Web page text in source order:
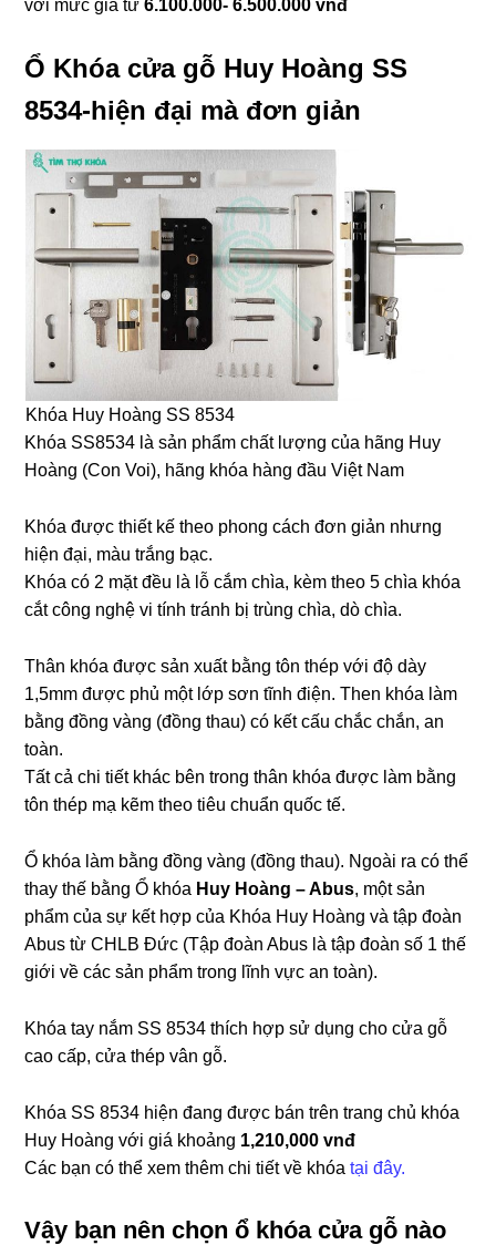
với mức giá từ 6.100.000- 6.500.000 vnđ
Ổ Khóa cửa gỗ Huy Hoàng SS
8534-hiện đại mà đơn giản
Khóa Huy Hoàng SS 8534
Khóa SS8534 là sản phẩm chất lượng của hãng Huy
Hoàng (Con Voi), hãng khóa hàng đầu Việt Nam
Khóa được thiết kế theo phong cách đơn giản nhưng
hiện đại, màu trắng bạc.
Khóa có 2 mặt đều là lỗ cắm chìa, kèm theo 5 chìa khóa
cắt công nghệ vi tính tránh bị trùng chìa, dò chìa.
Thân khóa được sản xuất bằng tôn thép với độ dày
1,5mm được phủ một lớp sơn tĩnh điện. Then khóa làm
bằng đồng vàng (đồng thau) có kết cấu chắc chắn, an
toàn.
Tất cả chi tiết khác bên trong thân khóa được làm bằng
tôn thép mạ kẽm theo tiêu chuẩn quốc tế.
Ổ khóa làm bằng đồng vàng (đồng thau). Ngoài ra có thể
thay thế bằng Ổ khóa Huy Hoàng – Abus, một sản
phẩm của sự kết hợp của Khóa Huy Hoàng và tập đoàn
Abus từ CHLB Đức (Tập đoàn Abus là tập đoàn số 1 thế
giới về các sản phẩm trong lĩnh vực an toàn).
Khóa tay nắm SS 8534 thích hợp sử dụng cho cửa gỗ
cao cấp, cửa thép vân gỗ.
Khóa SS 8534 hiện đang được bán trên trang chủ khóa
Huy Hoàng với giá khoảng 1,210,000 vnđ
Các bạn có thể xem thêm chi tiết về khóatại đây.
Vậy bạn nên chọn ổ khóa cửa gỗ nào